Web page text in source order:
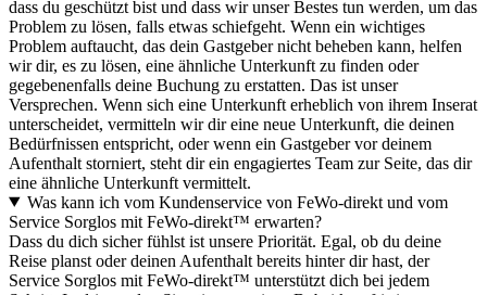
dass du geschützt bist und dass wir unser Bestes tun werden, um das
Problem zu lösen, falls etwas schiefgeht. Wenn ein wichtiges
Problem auftaucht, das dein Gastgeber nicht beheben kann, helfen
wir dir, es zu lösen, eine ähnliche Unterkunft zu finden oder
gegebenenfalls deine Buchung zu erstatten. Das ist unser
Versprechen. Wenn sich eine Unterkunft erheblich von ihrem Inserat
unterscheidet, vermitteln wir dir eine neue Unterkunft, die deinen
Bedürfnissen entspricht, oder wenn ein Gastgeber vor deinem
Aufenthalt storniert, steht dir ein engagiertes Team zur Seite, das dir
eine ähnliche Unterkunft vermittelt.
Was kann ich vom Kundenservice von FeWo-direkt und vom
Service Sorglos mit FeWo-direkt™ erwarten?
Dass du dich sicher fühlst ist unsere Priorität. Egal, ob du deine
Reise planst oder deinen Aufenthalt bereits hinter dir hast, der
Service Sorglos mit FeWo-direkt™ unterstützt dich bei jedem